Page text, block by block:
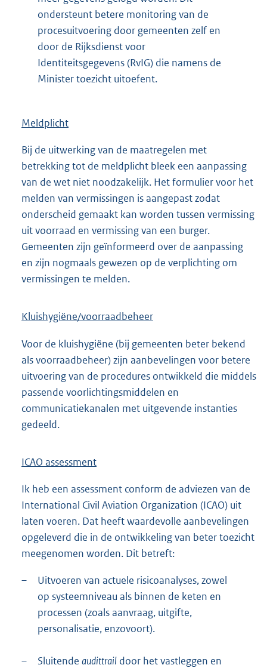
ondersteunt betere monitoring van de
procesuitvoering door gemeenten zelf en
door de Rijksdienst voor
Identiteitsgegevens (RvIG) die namens de
Minister toezicht uitoefent.
Meldplicht
Bij de uitwerking van de maatregelen met
betrekking tot de meldplicht bleek een aanpassing
van de wet niet noodzakelijk. Het formulier voor het
melden van vermissingen is aangepast zodat
onderscheid gemaakt kan worden tussen vermissing
uit voorraad en vermissing van een burger.
Gemeenten zijn geïnformeerd over de aanpassing
en zijn nogmaals gewezen op de verplichting om
vermissingen te melden.
Kluishygiëne/voorraadbeheer
Voor de kluishygiëne (bij gemeenten beter bekend
als voorraadbeheer) zijn aanbevelingen voor betere
uitvoering van de procedures ontwikkeld die middels
passende voorlichtingsmiddelen en
communicatiekanalen met uitgevende instanties
gedeeld.
ICAO assessment
Ik heb een assessment conform de adviezen van de
International Civil Aviation Organization (ICAO) uit
laten voeren. Dat heeft waardevolle aanbevelingen
opgeleverd die in de ontwikkeling van beter toezicht
meegenomen worden. Dit betreft:
–
Uitvoeren van actuele risicoanalyses, zowel
op systeemniveau als binnen de keten en
processen (zoals aanvraag, uitgifte,
personalisatie, enzovoort).
– Sluitende audittrail door het vastleggen en